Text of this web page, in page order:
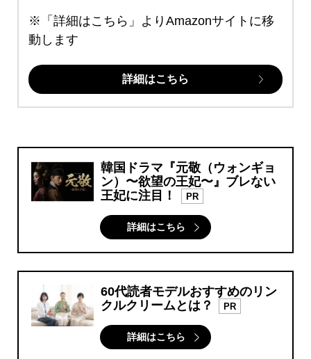
※「詳細はこちら」よりAmazonサイトに移
動します
詳細はこちら
韓国ドラマ『元敬（ウォンギョ
ン）〜欲望の王妃〜』ブレない
王妃に注目！
PR
詳細はこちら
60代読者モデルおすすめのリン
クルクリームとは？
PR
詳細はこちら